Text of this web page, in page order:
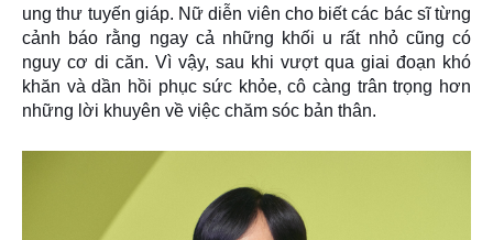
ung thư tuyến giáp. Nữ diễn viên cho biết các bác sĩ từng
cảnh báo rằng ngay cả những khối u rất nhỏ cũng có
nguy cơ di căn. Vì vậy, sau khi vượt qua giai đoạn khó
khăn và dần hồi phục sức khỏe, cô càng trân trọng hơn
những lời khuyên về việc chăm sóc bản thân.